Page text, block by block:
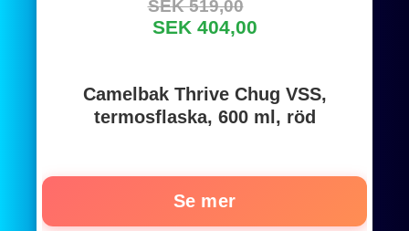
SEK 519,00
SEK 404,00
Camelbak Thrive Chug VSS,
termosflaska, 600 ml, röd
Se mer